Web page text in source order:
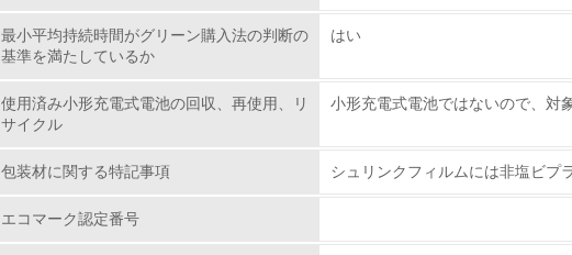
4. 自社に関係する主要な環境法規制を把握し、順守している
5. 環境取り組み体制と成果を定期的に検証して次の活動に活かし
従業員が環境方針に基づいて自分の業務の中で行うべき環境対
最小平均持続時間がグリーン購入法の判断の
基準を満たしているか
はい
使用済み小形充電式電池の回収、再使用、リ
サイクル
小形充電式電池ではないので、対
包装材に関する特記事項 シュリンクフィルムには非塩ビプ
エコマーク認定番号